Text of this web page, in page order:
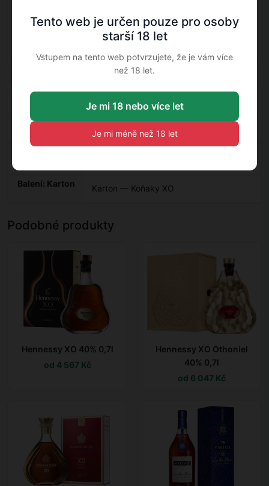
Tento web je určen pouze pro osoby
starší 18 let
Vstupem na tento web potvrzujete, že je vám více
než 18 let.
Je mi 18 nebo více let
Je mi méně než 18 let
Karton
Doplňkové informace
Kategorie Koňaky XO
Balení: Karton Karton — Koňaky XO
Podobné produkty
Hennessy XO 40% 0,7l
od 4 567 Kč
Hennessy XO Othoniel
40% 0,7l
od 6 047 Kč